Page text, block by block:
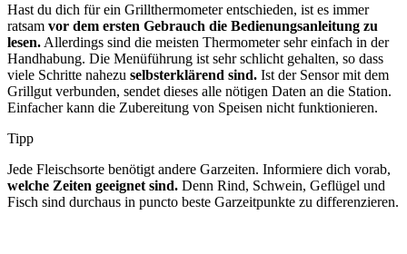
Hast du dich für ein Grillthermometer entschieden, ist es immer
ratsam vor dem ersten Gebrauch die Bedienungsanleitung zu
lesen. Allerdings sind die meisten Thermometer sehr einfach in der
Handhabung. Die Menüführung ist sehr schlicht gehalten, so dass
viele Schritte nahezu selbsterklärend sind. Ist der Sensor mit dem
Grillgut verbunden, sendet dieses alle nötigen Daten an die Station.
Einfacher kann die Zubereitung von Speisen nicht funktionieren.
Tipp
Jede Fleischsorte benötigt andere Garzeiten. Informiere dich vorab,
welche Zeiten geeignet sind. Denn Rind, Schwein, Geflügel und
Fisch sind durchaus in puncto beste Garzeitpunkte zu differenzieren.